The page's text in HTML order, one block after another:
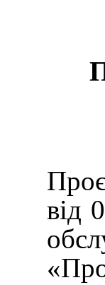
від